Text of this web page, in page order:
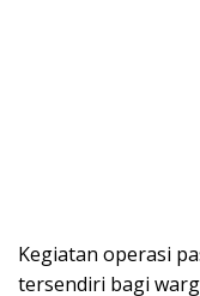
Kegiatan operasi
tersendiri bagi